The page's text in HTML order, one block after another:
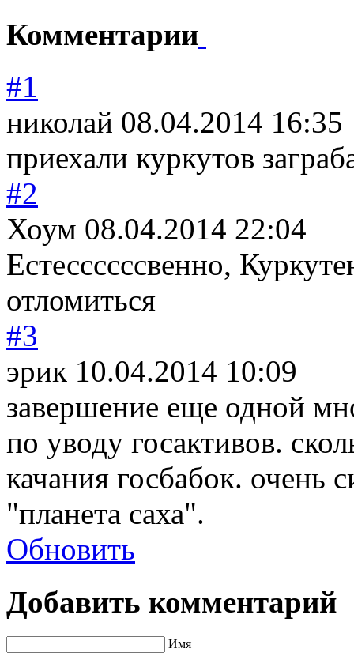
Комментарии
#1
николай 08.04.2014 16:35
приехали куркутов
#2
Хоум 08.04.2014 22:04
Естессссссвенно,
отломиться
#3
эрик 10.04.2014 10:09
завершение еще одной
по уводу госактивов.
качания госбабок. очень
"планета саха".
Обновить
Добавить комментарий
Имя